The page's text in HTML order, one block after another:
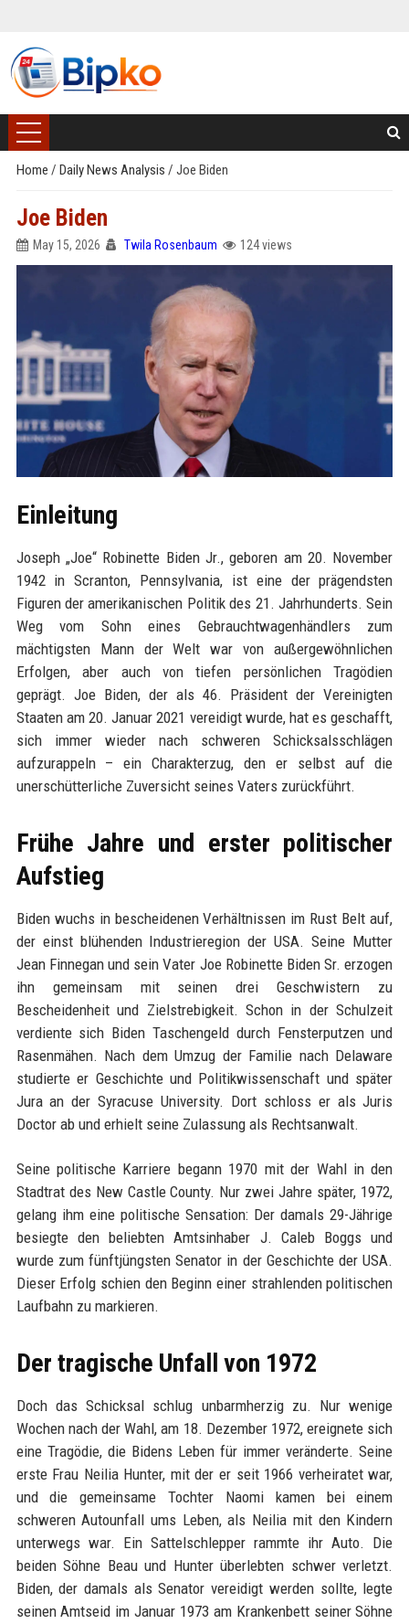
Home / Daily News Analysis / Joe Biden
Joe Biden
May 15, 2026 Twila Rosenbaum 124 views
Einleitung
Joseph „Joe“ Robinette Biden Jr., geboren am 20. November
1942 in Scranton, Pennsylvania, ist eine der prägendsten
Figuren der amerikanischen Politik des 21. Jahrhunderts. Sein
Weg vom Sohn eines Gebrauchtwagenhändlers zum
mächtigsten Mann der Welt war von außergewöhnlichen
Erfolgen, aber auch von tiefen persönlichen Tragödien
geprägt. Joe Biden, der als 46. Präsident der Vereinigten
Staaten am 20. Januar 2021 vereidigt wurde, hat es geschafft,
sich immer wieder nach schweren Schicksalsschlägen
aufzurappeln – ein Charakterzug, den er selbst auf die
unerschütterliche Zuversicht seines Vaters zurückführt.
Frühe Jahre und erster politischer
Aufstieg
Biden wuchs in bescheidenen Verhältnissen im Rust Belt auf,
der einst blühenden Industrieregion der USA. Seine Mutter
Jean Finnegan und sein Vater Joe Robinette Biden Sr. erzogen
ihn gemeinsam mit seinen drei Geschwistern zu
Bescheidenheit und Zielstrebigkeit. Schon in der Schulzeit
verdiente sich Biden Taschengeld durch Fensterputzen und
Rasenmähen. Nach dem Umzug der Familie nach Delaware
studierte er Geschichte und Politikwissenschaft und später
Jura an der Syracuse University. Dort schloss er als Juris
Doctor ab und erhielt seine Zulassung als Rechtsanwalt.
Seine politische Karriere begann 1970 mit der Wahl in den
Stadtrat des New Castle County. Nur zwei Jahre später, 1972,
gelang ihm eine politische Sensation: Der damals 29-Jährige
besiegte den beliebten Amtsinhaber J. Caleb Boggs und
wurde zum fünftjüngsten Senator in der Geschichte der USA.
Dieser Erfolg schien den Beginn einer strahlenden politischen
Laufbahn zu markieren.
Der tragische Unfall von 1972
Doch das Schicksal schlug unbarmherzig zu. Nur wenige
Wochen nach der Wahl, am 18. Dezember 1972, ereignete sich
eine Tragödie, die Bidens Leben für immer veränderte. Seine
erste Frau Neilia Hunter, mit der er seit 1966 verheiratet war,
und die gemeinsame Tochter Naomi kamen bei einem
schweren Autounfall ums Leben, als Neilia mit den Kindern
unterwegs war. Ein Sattelschlepper rammte ihr Auto. Die
beiden Söhne Beau und Hunter überlebten schwer verletzt.
Biden, der damals als Senator vereidigt werden sollte, legte
seinen Amtseid im Januar 1973 am Krankenbett seiner Söhne